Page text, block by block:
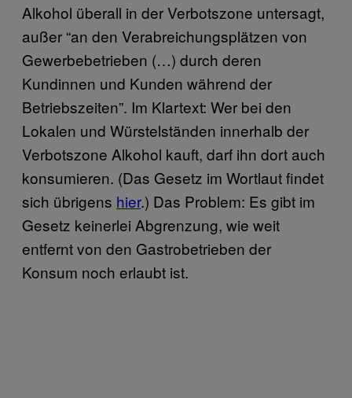
Alkohol überall in der Verbotszone untersagt,
außer “an den Verabreichungsplätzen von
Gewerbebetrieben (…) durch deren
Kundinnen und Kunden während der
Betriebszeiten”. Im Klartext: Wer bei den
Lokalen und Würstelständen innerhalb der
Verbotszone Alkohol kauft, darf ihn dort auch
konsumieren. (Das Gesetz im Wortlaut findet
sich übrigens hier.) Das Problem: Es gibt im
Gesetz keinerlei Abgrenzung, wie weit
entfernt von den Gastrobetrieben der
Konsum noch erlaubt ist.